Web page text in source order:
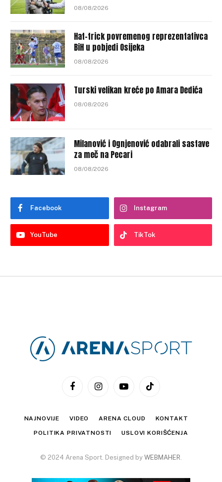
08/08/2026
Hat-trick povremenog reprezentativca
BiH u pobjedi Osijeka
08/08/2026
Turski velikan kreće po Amara Dedića
08/08/2026
Milanović i Ognjenović odabrali sastave
za meč na Pecari
08/08/2026
Facebook Instagram
YouTube TikTok
FacebookInstagramYouTubeTikTok
NAJNOVIJE VIDEO ARENA CLOUD KONTAKT
POLITIKA PRIVATNOSTI USLOVI KORIŠĆENJA
© 2024 Arena Sport. Designed by WEBMAHER.